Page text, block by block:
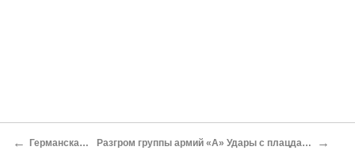
← Германская оборона Разгром группы армий «А» Удары с плацдармов (14–17 января 1945 года) →